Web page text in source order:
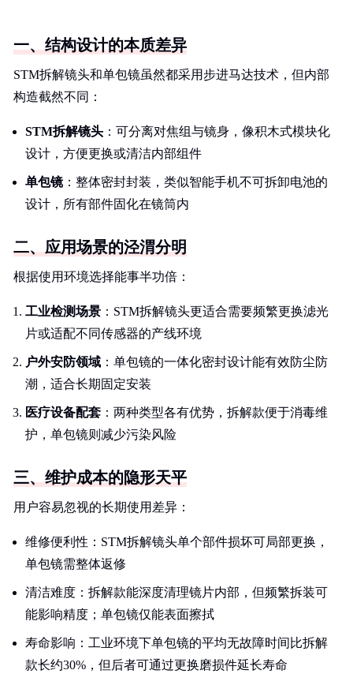
一、结构设计的本质差异
STM拆解镜头和单包镜虽然都采用步进马达技术，但内部
构造截然不同：
STM拆解镜头 ：可分离对焦组与镜身，像积木式模块化
设计，方便更换或清洁内部组件
单包镜：整体密封封装，类似智能手机不可拆卸电池的
设计，所有部件固化在镜筒内
二、应用场景的泾渭分明
根据使用环境选择能事半功倍：
工业检测场景 ：STM拆解镜头更适合需要频繁更换滤光
片或适配不同传感器的产线环境
户外安防领域 ：单包镜的一体化密封设计能有效防尘防
潮，适合长期固定安装
医疗设备配套 ：两种类型各有优势，拆解款便于消毒维
护，单包镜则减少污染风险
三、维护成本的隐形天平
用户容易忽视的长期使用差异：
维修便利性：STM拆解镜头单个部件损坏可局部更换，
单包镜需整体返修
清洁难度：拆解款能深度清理镜片内部，但频繁拆装可
能影响精度；单包镜仅能表面擦拭
寿命影响：工业环境下单包镜的平均无故障时间比拆解
款长约30%，但后者可通过更换磨损件延长寿命